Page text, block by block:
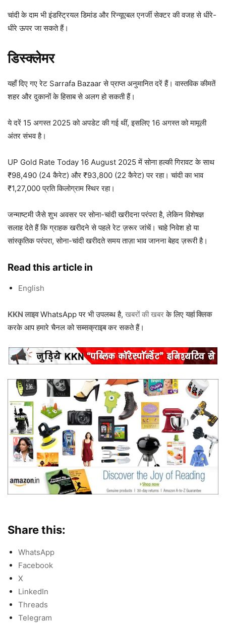
चांदी के दाम भी इंडस्ट्रियल डिमांड और रिन्यूएबल एनर्जी सेक्टर की वजह से धीरे-
धीरे ऊपर जा सकते हैं।
डिस्क्लेमर
यहाँ दिए गए रेट Sarrafa Bazaar से प्राप्त अनुमानित दरें हैं। वास्तविक कीमतें
शहर और दुकानों के हिसाब से अलग हो सकती हैं।
ये दरें 15 अगस्त 2025 को अपडेट की गई थीं, इसलिए 16 अगस्त को मामूली
अंतर संभव है।
UP Gold Rate Today 16 August 2025 में सोना हल्की गिरावट के साथ
₹98,490 (24 कैरेट) और ₹93,800 (22 कैरेट) पर रहा। चांदी का भाव
₹1,27,000 प्रति किलोग्राम स्थिर रहा।
जन्माष्टमी जैसे शुभ अवसर पर सोना-चांदी खरीदना परंपरा है, लेकिन विशेषज्ञ
सलाह देते हैं कि ग्राहक खरीदने से पहले रेट ज़रूर जांचें। चाहे निवेश हो या
सांस्कृतिक परंपरा, सोना-चांदी खरीदते समय ताज़ा भाव जानना बेहद ज़रूरी है।
Read this article in
English
KKN लाइवWhatsApp पर भी उपलब्ध है, खबरों की खबरके लिए यहां क्लिक
करके आप हमारे चैनल कोसब्सक्राइबकर सकते हैं।
Share this:
WhatsApp
Facebook
X
LinkedIn
Threads
Telegram